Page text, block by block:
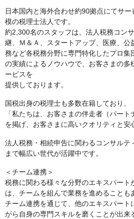
日本国内と海外合わせ約90拠点にてサ
模の税理士法人です。
約2,300名のスタッフは、法人税務コン
継、Ｍ＆Ａ、スタートアップ、医療、公
務など各税務分野に専門特化したプロ集
の実績によるノウハウで、お客さまの多
ービスを
提供しております。
国税出身の税理士も多数在籍しており、
「私たちは、お客さまの伴走者（パート
を掲げ、お客さまに高いクオリティと安
法人税務・相続申告に関わるコンサル
まで幅広い世代が活躍中です。
＜チーム連携＞
税務に関わる様々な分野のエキスパート
は、チームを組んで業務を進めることも
チーム連携を通じて、他のエキスパート
がら自身の専門スキルを磨くことが出来